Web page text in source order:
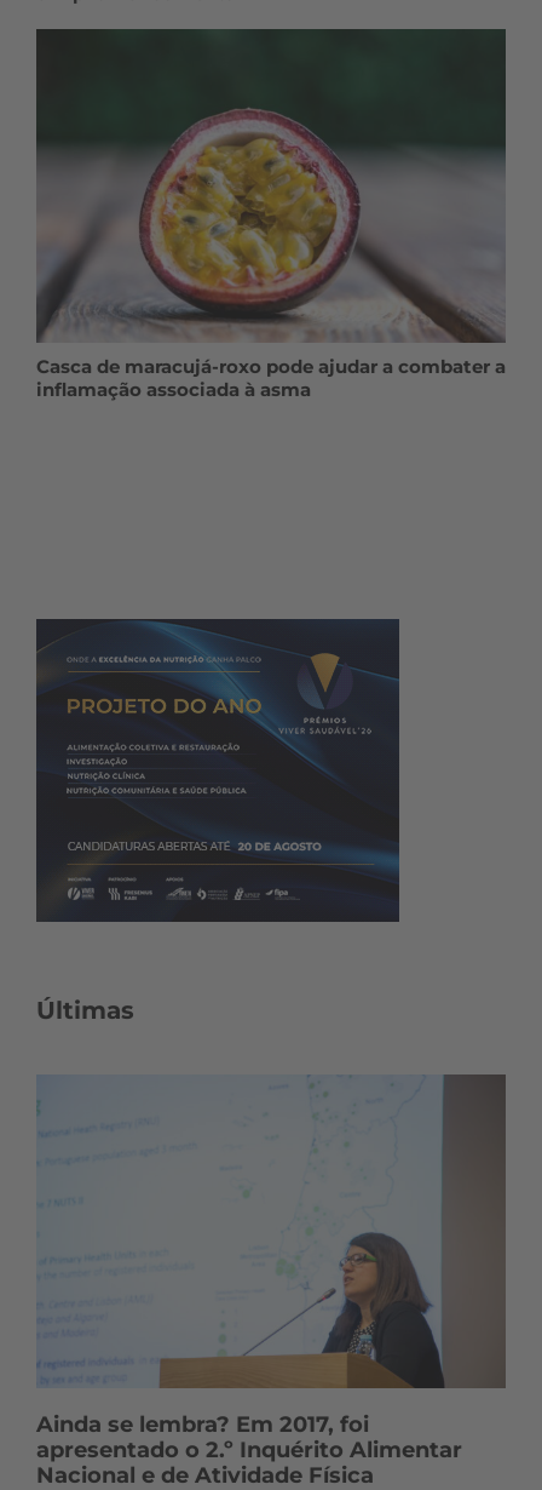
Casca de maracujá-roxo pode ajudar a combater a
inflamação associada à asma
Últimas
Ainda se lembra? Em 2017, foi
apresentado o 2.º Inquérito Alimentar
Nacional e de Atividade Física